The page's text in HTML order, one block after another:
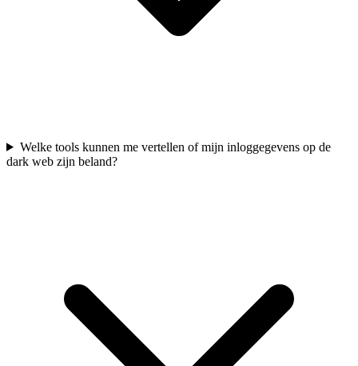
Welke tools kunnen me vertellen of mijn inloggegevens op de
dark web zijn beland?